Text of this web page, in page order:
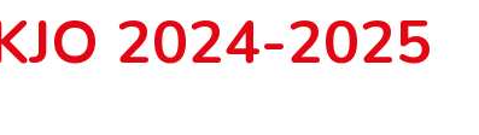
2024-2025